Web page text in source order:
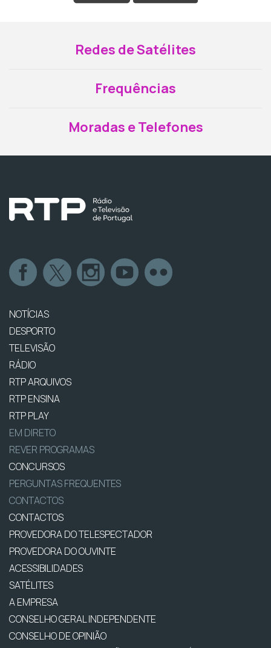
Redes de Satélites
Frequências
Moradas e Telefones
NOTÍCIAS
DESPORTO
TELEVISÃO
RÁDIO
RTP ARQUIVOS
RTP ENSINA
RTP PLAY
EM DIRETO
REVER PROGRAMAS
CONCURSOS
PERGUNTAS FREQUENTES
CONTACTOS
CONTACTOS
PROVEDORA DO TELESPECTADOR
PROVEDORA DO OUVINTE
ACESSIBILIDADES
SATÉLITES
A EMPRESA
CONSELHO GERAL INDEPENDENTE
CONSELHO DE OPINIÃO